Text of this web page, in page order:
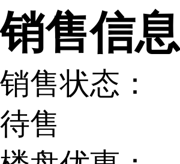
销售信息
销售状态：
待售